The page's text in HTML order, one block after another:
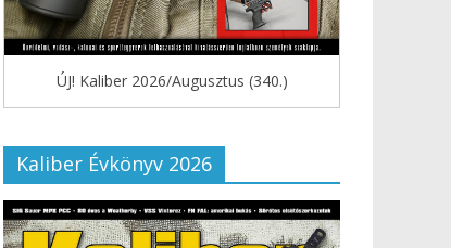
ÚJ! Kaliber 2026/Augusztus (340.)
Kaliber Évkönyv 2026